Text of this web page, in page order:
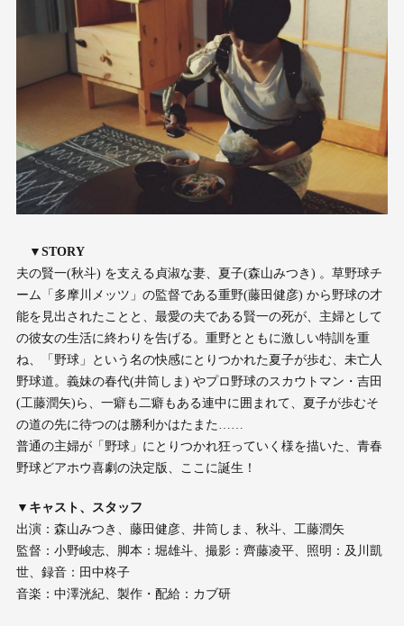
▼STORY
夫の賢一(秋斗) を支える貞淑な妻、夏子(森山みつき) 。草野球チ
ーム「多摩川メッツ」の監督である重野(藤田健彦) から野球の才
能を見出されたことと、最愛の夫である賢一の死が、主婦として
の彼女の生活に終わりを告げる。重野とともに激しい特訓を重
ね、「野球」という名の快感にとりつかれた夏子が歩む、未亡人
野球道。義妹の春代(井筒しま) やプロ野球のスカウトマン・吉田
(工藤潤矢)ら、一癖も二癖もある連中に囲まれて、夏子が歩むそ
の道の先に待つのは勝利かはたまた……
普通の主婦が「野球」にとりつかれ狂っていく様を描いた、青春
野球どアホウ喜劇の決定版、ここに誕生！
▼キャスト、スタッフ
出演：森山みつき、藤田健彦、井筒しま、秋斗、工藤潤矢
監督：小野峻志、脚本：堀雄斗、撮影：齊藤凌平、照明：及川凱
世、録音：田中柊子
音楽：中澤洸紀、製作・配給：カブ研